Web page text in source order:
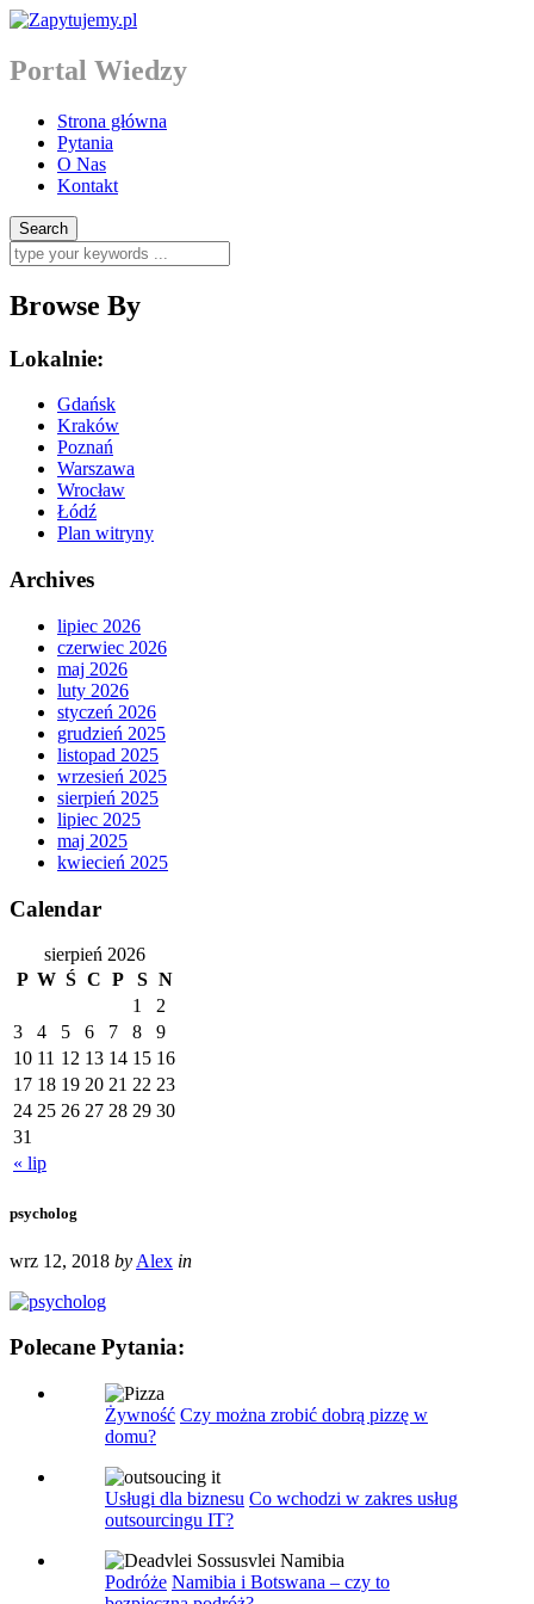
Portal Wiedzy
Strona główna
Pytania
O Nas
Kontakt
Browse By
Lokalnie:
Gdańsk
Kraków
Poznań
Warszawa
Wrocław
Łódź
Plan witryny
Archives
lipiec 2026
czerwiec 2026
maj 2026
luty 2026
styczeń 2026
grudzień 2025
listopad 2025
wrzesień 2025
sierpień 2025
lipiec 2025
maj 2025
kwiecień 2025
Calendar
sierpień 2026
P W Ś C P S N
« lip
1
2
3
4 5 6 7 8
9
10 11 12 13 14 15 16
17 18 19 20 21 22 23
24 25 26 27 28 29 30
31
psycholog
wrz 12, 2018 by Alex in
Polecane Pytania:
Żywność Czy można zrobić dobrą pizzę w
domu?
Usługi dla biznesu Co wchodzi w zakres usług
outsourcingu IT?
Podróże Namibia i Botswana – czy to